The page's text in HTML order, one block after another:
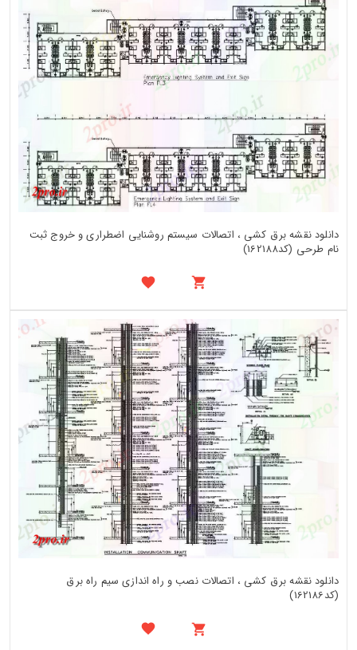
دانلود نقشه برق کشی ، اتصالات سیستم روشنایی اضطراری و خروج ثبت
نام طرحی (کد162188)
دانلود نقشه برق کشی ، اتصالات نصب و راه اندازی سیم راه برق
(کد162186)